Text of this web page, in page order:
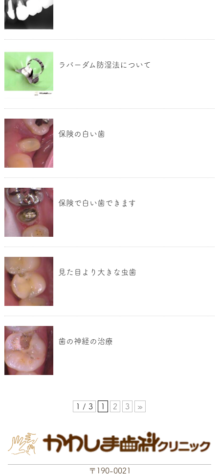
ラバーダム防湿法について
保険の白い歯
保険で白い歯できます
見た目より大きな虫歯
歯の神経の治療
1 / 3 1 2 3 »
〒190-0021